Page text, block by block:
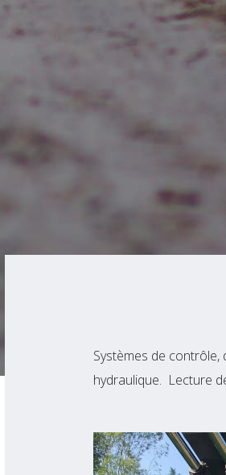
Systèmes de contrôle,
hydraulique. Lecture